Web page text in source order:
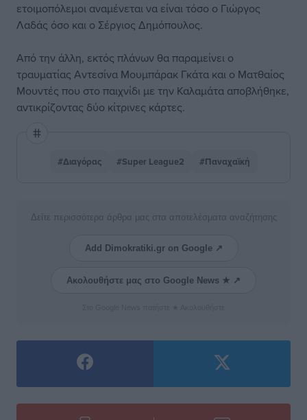
ετοιμοπόλεμοι αναμένεται να είναι τόσο ο Γιώργος
Λαδάς όσο και ο Σέργιος Δημόπουλος.
Από την άλλη, εκτός πλάνων θα παραμείνει ο
τραυματίας Αντεσίνα Μουμπάρακ Γκάτα και ο Ματθαίος
Μουντές που στο παιχνίδι με την Καλαμάτα αποβλήθηκε,
αντικρίζοντας δύο κίτρινες κάρτες.
#Διαγόρας #Super League2 #Παναχαϊκή
Δείτε περισσότερα άρθρα μας στα αποτελέσματα αναζήτησης
Add Dimokratiki.gr on Google ↗
Ακολουθήστε μας στο Google News ★ ↗